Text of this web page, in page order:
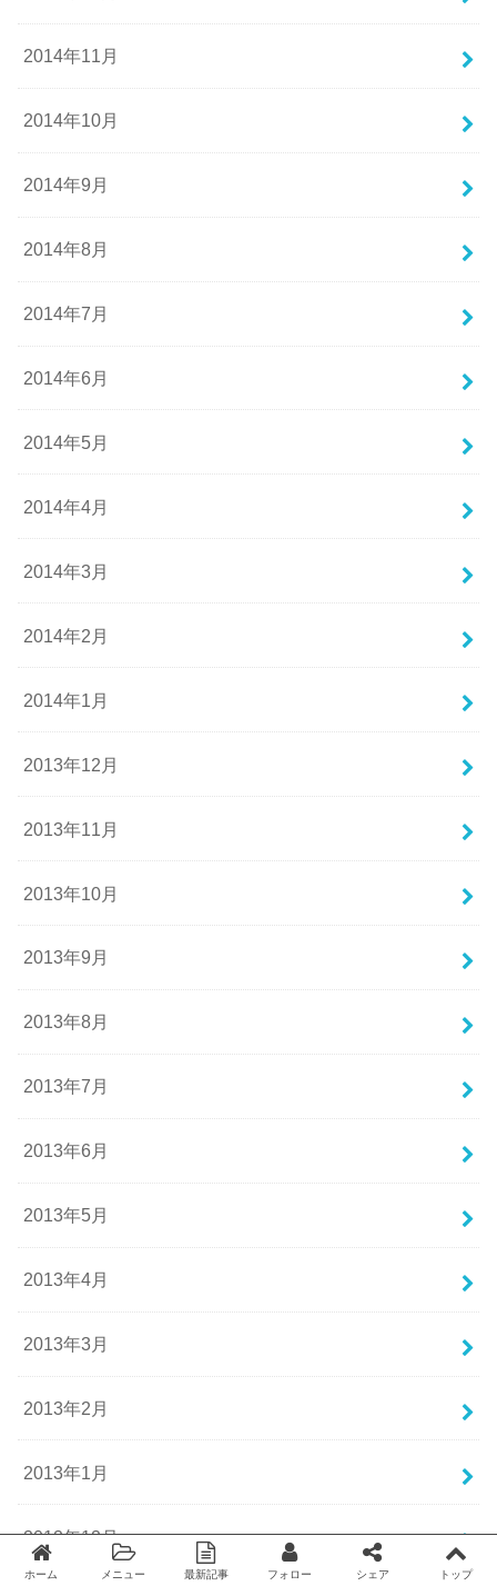
2014年11月
2014年10月
2014年9月
2014年8月
2014年7月
2014年6月
2014年5月
2014年4月
2014年3月
2014年2月
2014年1月
2013年12月
2013年11月
2013年10月
2013年9月
2013年8月
2013年7月
2013年6月
2013年5月
2013年4月
2013年3月
2013年2月
2013年1月
2012年12月
ホーム メニュー 最新記事 フォロー シェア トップ
Twitter facebook